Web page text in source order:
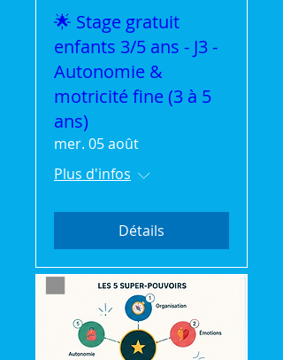
🌟 Stage gratuit
enfants 3/5 ans - J3 -
Autonomie &
motricité fine (3 à 5
ans)
mer. 05 août
Plus d'infos
Détails